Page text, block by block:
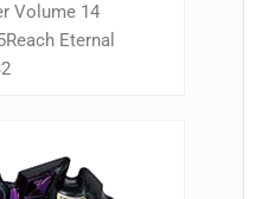
Volume 14
Eternal